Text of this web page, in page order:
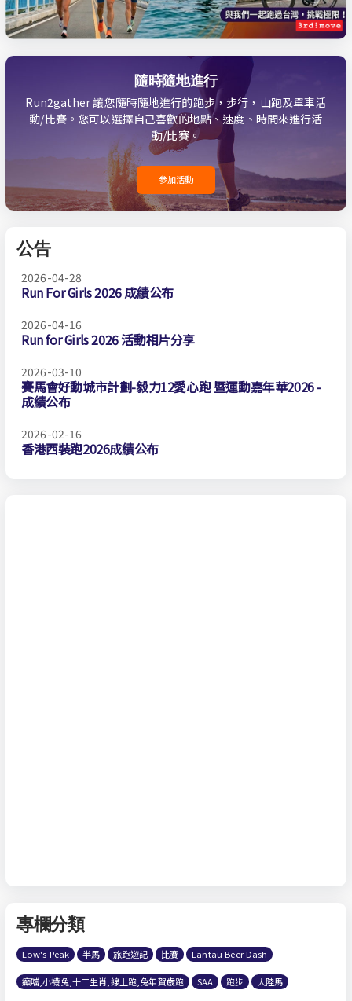
隨時隨地進行
Run2gather 讓您隨時隨地進行的跑步，步行，山跑及單車活
動/比賽。您可以選擇自己喜歡的地點、速度、時間來進行活
動/比賽。
參加活動
公告
2026-04-28
Run For Girls 2026 成績公布
2026-04-16
Run for Girls 2026 活動相片分享
2026-03-10
賽馬會好動城市計劃-毅力12愛心跑 暨運動嘉年華2026 -
成績公布
2026-02-16
香港西裝跑2026成績公布
專欄分類
Low's Peak 半馬 旅跑遊記 比賽 Lantau Beer Dash
癲噹,小襪兔,十二生肖,線上跑,兔年賀歲跑 SAA 跑步 大陸馬